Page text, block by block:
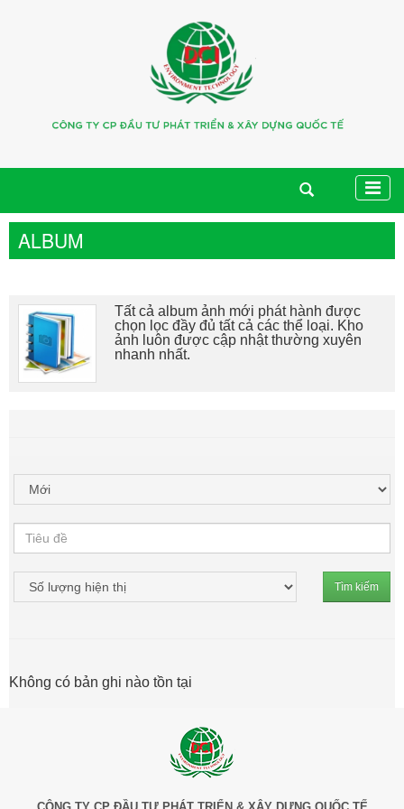
ALBUM
Tất cả album ảnh mới phát hành được
chọn lọc đầy đủ tất cả các thể loại. Kho
ảnh luôn được cập nhật thường xuyên
nhanh nhất.
Tìm kiếm
Không có bản ghi nào tồn tại